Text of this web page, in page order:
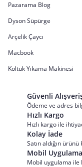
Pazarama Blog
Dyson Süpürge
Arçelik Çaycı
Macbook
Koltuk Yıkama Makinesi
Güvenli
Ödeme ve adres
Hızlı Kargo
Hızlı kargo ile
Kolay İade
Satın aldığın
Mobil Uygulama
Mobil uygulama ile